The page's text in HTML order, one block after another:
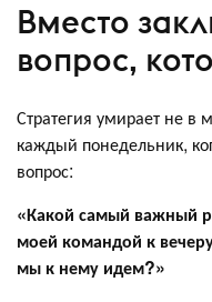
Вместо
вопрос,
Стратегия умирает не
каждый понедельник,
вопрос:
«Какой самый важный
моей командой к
мы к нему идем?»